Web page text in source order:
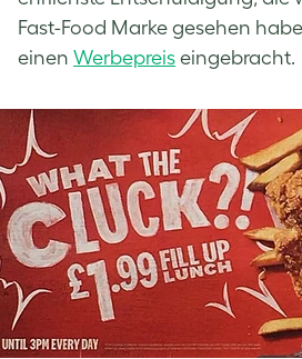
Fast-Food Marke gesehen
einen Werbepreis eingebracht.